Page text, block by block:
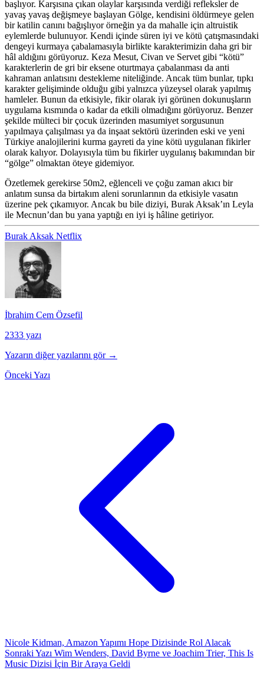
başlıyor. Karşısına çıkan olaylar karşısında verdiği refleksler de
yavaş yavaş değişmeye başlayan Gölge, kendisini öldürmeye gelen
bir katilin canını bağışlıyor örneğin ya da mahalle için altruistik
eylemlerde bulunuyor. Kendi içinde süren iyi ve kötü çatışmasındaki
dengeyi kurmaya çabalamasıyla birlikte karakterimizin daha gri bir
hâl aldığını görüyoruz. Keza Mesut, Civan ve Servet gibi “kötü”
karakterlerin de gri bir eksene oturtmaya çabalanması da anti
kahraman anlatısını destekleme niteliğinde. Ancak tüm bunlar, tıpkı
karakter gelişiminde olduğu gibi yalnızca yüzeysel olarak yapılmış
hamleler. Bunun da etkisiyle, fikir olarak iyi görünen dokunuşların
uygulama kısmında o kadar da etkili olmadığını görüyoruz. Benzer
şekilde mülteci bir çocuk üzerinden masumiyet sorgusunun
yapılmaya çalışılması ya da inşaat sektörü üzerinden eski ve yeni
Türkiye analojilerini kurma gayreti da yine kötü uygulanan fikirler
olarak kalıyor. Dolayısıyla tüm bu fikirler uygulanış bakımından bir
“gölge” olmaktan öteye gidemiyor.
Özetlemek gerekirse 50m2, eğlenceli ve çoğu zaman akıcı bir
anlatım sunsa da birtakım aleni sorunlarının da etkisiyle vasatın
üzerine pek çıkamıyor. Ancak bu bile diziyi, Burak Aksak’ın Leyla
ile Mecnun’dan bu yana yaptığı en iyi iş hâline getiriyor.
Burak Aksak Netflix
İbrahim Cem Özsefil
2333 yazı
Yazarın diğer yazılarını gör →
Önceki Yazı
Nicole Kidman, Amazon Yapımı Hope Dizisinde Rol Alacak
Sonraki Yazı Wim Wenders, David Byrne ve Joachim Trier, This Is
Music Dizisi İçin Bir Araya Geldi